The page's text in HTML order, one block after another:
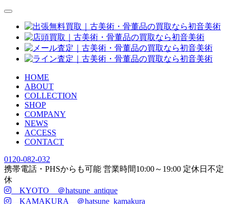
HOME
ABOUT
COLLECTION
SHOP
COMPANY
NEWS
ACCESS
CONTACT
0120-082-032
携帯電話・PHSからも可能 営業時間10:00～ 19:00 定休日 不定
休
KYOTO ＠hatsune_antique
KAMAKURA ＠hatsune_kamakura